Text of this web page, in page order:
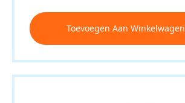
Toevoegen Aan Winkelwagen